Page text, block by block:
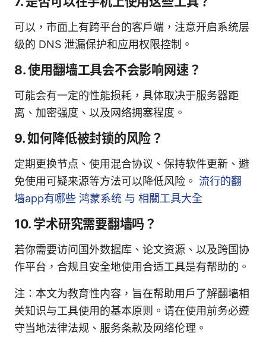
可以，市面上有跨平台的客户端，注意开启系统层
级的 DNS 泄漏保护和应用权限控制。
8. 使用翻墙工具会不会影响网速？
可能会有一定的性能损耗，具体取决于服务器距
离、加密强度、以及网络拥塞程度。
9. 如何降低被封锁的风险？
定期更换节点、使用混合协议、保持软件更新、避
免使用可疑来源等方法可以降低风险。 流行的翻
墙app有哪些 鸿蒙系统 与 相關工具大全
10. 学术研究需要翻墙吗？
若你需要访问国外数据库、论文资源、以及跨国协
作平台，合规且安全地使用合适工具是有帮助的。
注：本文为教育性内容，旨在帮助用户了解翻墙相
关知识与工具使用的基本原则。请在使用前务必遵
守当地法律法规、服务条款及网络伦理。